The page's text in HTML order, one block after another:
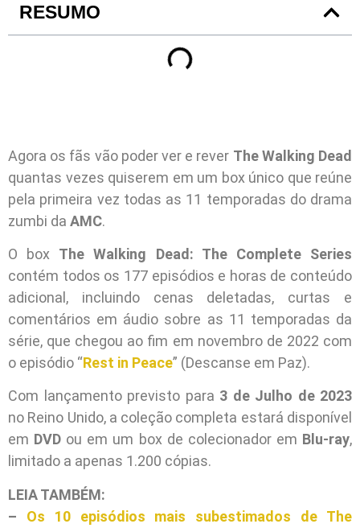
RESUMO
Agora os fãs vão poder ver e rever The Walking Dead
quantas vezes quiserem em um box único que reúne
pela primeira vez todas as 11 temporadas do drama
zumbi da AMC.
O box The Walking Dead: The Complete Series
contém todos os 177 episódios e horas de conteúdo
adicional, incluindo cenas deletadas, curtas e
comentários em áudio sobre as 11 temporadas da
série, que chegou ao fim em novembro de 2022 com
o episódio “Rest in Peace” (Descanse em Paz).
Com lançamento previsto para 3 de Julho de 2023
no Reino Unido, a coleção completa estará disponível
em DVD ou em um box de colecionador em Blu-ray,
limitado a apenas 1.200 cópias.
LEIA TAMBÉM:
– Os 10 episódios mais subestimados de The